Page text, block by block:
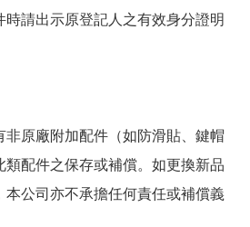
請出示原登記人之有效身分證明
非原廠附加配件（如防滑貼、鍵帽
類配件之保存或補償。如更換新品
本公司亦不承擔任何責任或補償義